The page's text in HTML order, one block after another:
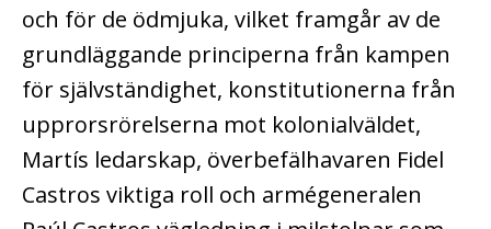
och för de ödmjuka, vilket framgår av de
grundläggande principerna från kampen
för självständighet, konstitutionerna från
upprorsrörelserna mot kolonialväldet,
Martís ledarskap, överbefälhavaren Fidel
Castros viktiga roll och armégeneralen